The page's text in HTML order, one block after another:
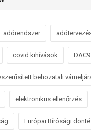
adórendszer
covid kihívások DAC9
behozatali
elektronikus ellenőrzés
Európai Bírósági